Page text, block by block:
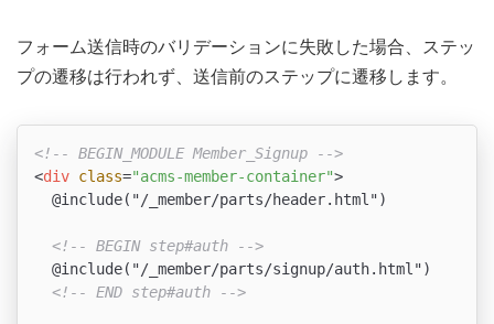
フォーム送信時のバリデーションに失敗した場合、ステッ
プの遷移は行われず、送信前のステップに遷移します。
<!-- BEGIN_MODULE Member_Signup -->
<div class="acms-member-container">
  @include("/_member/parts/header.html")
<!-- BEGIN step#auth -->
  @include("/_member/parts/signup/auth.html")
<!-- END step#auth -->